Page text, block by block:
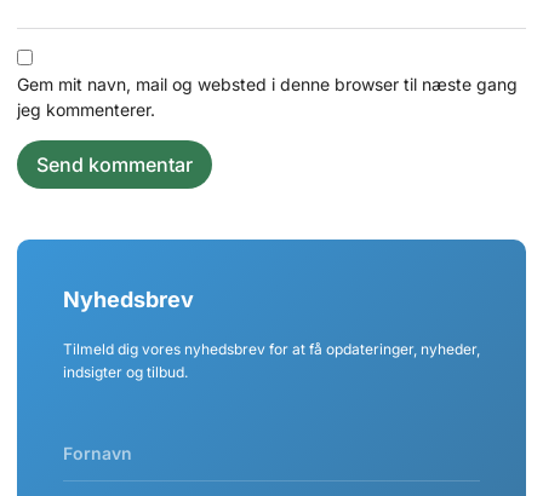
Gem mit navn, mail og websted i denne browser til næste gang
jeg kommenterer.
Nyhedsbrev
Tilmeld dig vores nyhedsbrev for at få opdateringer, nyheder,
indsigter og tilbud.